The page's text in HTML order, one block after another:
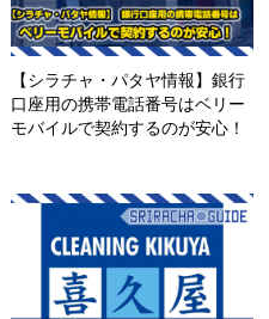
【シラチャ・パタヤ情報】銀行
口座用の携帯電話番号はベリー
モバイルで契約するのが安心！